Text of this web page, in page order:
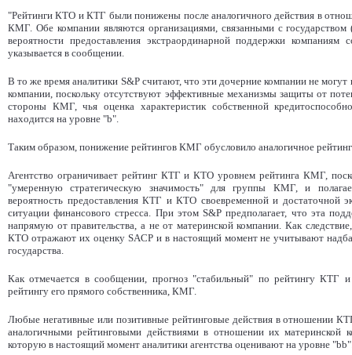
"Рейтинги КТО и КТГ были понижены после аналогичного действия в
КМГ. Обе компании являются организациями, связанными с
вероятности предоставления экстраординарной поддержки компаниям
указывается в сообщении.
В то же время аналитики S&P считают, что эти дочерние компании не
компании, поскольку отсутствуют эффективные механизмы защиты от
стороны КМГ, чья оценка характеристик собственной
находится на уровне "b".
Таким образом, понижение рейтингов КМГ обусловило аналогичное
Агентство ограничивает рейтинг КТГ и КТО уровнем рейтинга КМГ,
"умеренную стратегическую значимость" для группы КМГ, и
вероятность предоставления КТГ и КТО своевременной и достаточной
ситуации финансового стресса. При этом S&P предполагает, что эта
напрямую от правительства, а не от материнской компании. Как
КТО отражают их оценку SACP и в настоящий момент не учитывают
государства.
Как отмечается в сообщении, прогноз "стабильный" по рейтингу КТГ
рейтингу его прямого собственника, КМГ.
Любые негативные или позитивные рейтинговые действия в отношении
аналогичными рейтинговыми действиями в отношении их материнской
которую в настоящий момент аналитики агентства оценивают на уровне